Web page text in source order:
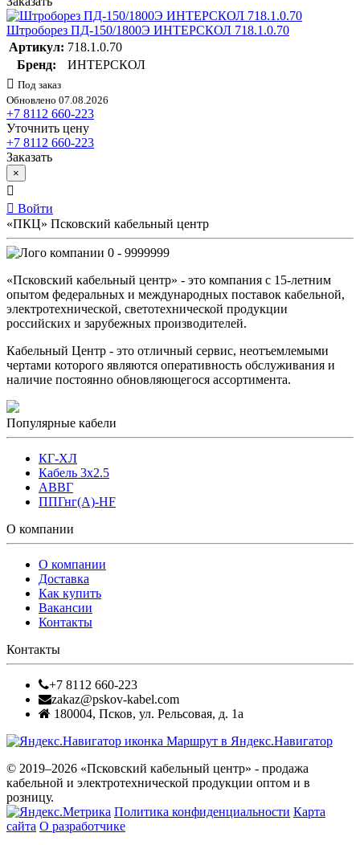
Штроборез ПД-150/1800Э ИНТЕРСКОЛ 718.1.0.70
Артикул: 718.1.0.70
Бренд:
ИНТЕРСКОЛ
Под заказ
Обновлено 07.08.2026
+7 8112 660-223
Уточнить цену
+7 8112 660-223
Заказать
×
Войти
«ПКЦ» Псковский кабельный центр
0 - 9999999
«Псковский кабельный центр» - это компания с 15-летним
опытом федеральных и международных поставок кабельной,
электротехнической, светотехнической продукции
российских и зарубежных производителей.
Кабельный Центр - это отличный сервис, неотъемлемыми
чертами которого являются оперативность обслуживания и
наличие постоянно обновляющегося ассортимента.
Популярные кабели
КГ-ХЛ
Кабель 3x2.5
АВВГ
ППГнг(А)-HF
О компании
О компании
Доставка
Как купить
Вакансии
Контакты
Контакты
+7 8112 660-223
zakaz@pskov-kabel.com
180004, Псков, ул. Рельсовая, д. 1а
Маршрут в Яндекс.Навигатор
© 2019–2026 «Псковский кабельный центр» - продажа
кабельной и электротехнической продукции оптом и в
розницу.
Политика конфиденциальности Карта
сайта О разработчике